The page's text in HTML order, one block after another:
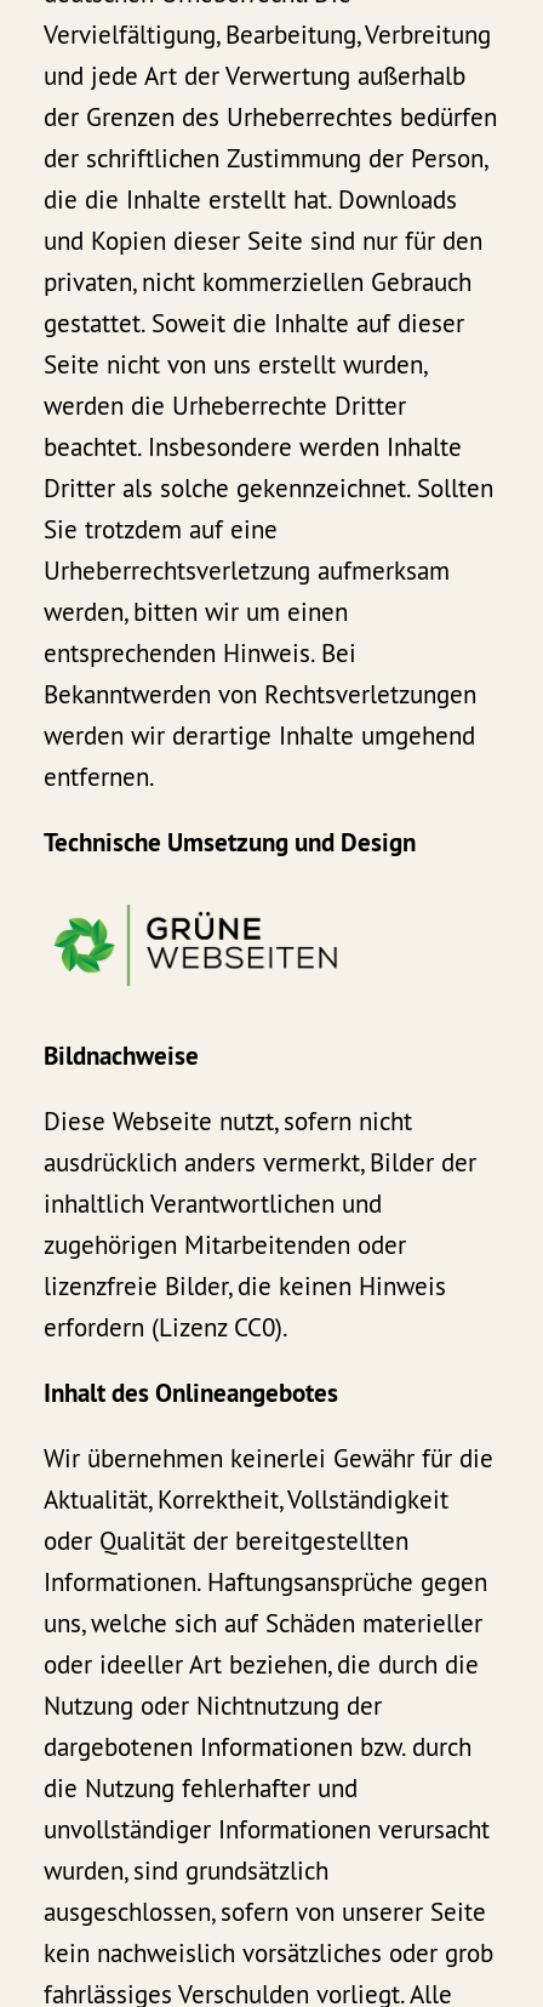
Vervielfältigung, Bearbeitung, Verbreitung
und jede Art der Verwertung außerhalb
der Grenzen des Urheberrechtes bedürfen
der schriftlichen Zustimmung der Person,
die die Inhalte erstellt hat. Downloads
und Kopien dieser Seite sind nur für den
privaten, nicht kommerziellen Gebrauch
gestattet. Soweit die Inhalte auf dieser
Seite nicht von uns erstellt wurden,
werden die Urheberrechte Dritter
beachtet. Insbesondere werden Inhalte
Dritter als solche gekennzeichnet. Sollten
Sie trotzdem auf eine
Urheberrechtsverletzung aufmerksam
werden, bitten wir um einen
entsprechenden Hinweis. Bei
Bekanntwerden von Rechtsverletzungen
werden wir derartige Inhalte umgehend
entfernen.
Technische Umsetzung und Design
Bildnachweise
Diese Webseite nutzt, sofern nicht
ausdrücklich anders vermerkt, Bilder der
inhaltlich Verantwortlichen und
zugehörigen Mitarbeitenden oder
lizenzfreie Bilder, die keinen Hinweis
erfordern (Lizenz CC0).
Inhalt des Onlineangebotes
Wir übernehmen keinerlei Gewähr für die
Aktualität, Korrektheit, Vollständigkeit
oder Qualität der bereitgestellten
Informationen. Haftungsansprüche gegen
uns, welche sich auf Schäden materieller
oder ideeller Art beziehen, die durch die
Nutzung oder Nichtnutzung der
dargebotenen Informationen bzw. durch
die Nutzung fehlerhafter und
unvollständiger Informationen verursacht
wurden, sind grundsätzlich
ausgeschlossen, sofern von unserer Seite
kein nachweislich vorsätzliches oder grob
fahrlässiges Verschulden vorliegt. Alle